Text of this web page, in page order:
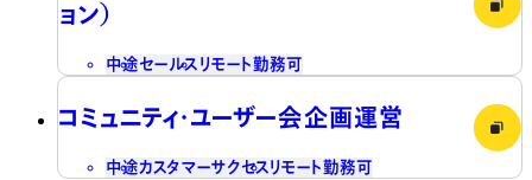
ョン）
中途セールス リモート勤務可
コミュニティ・ユーザー会企画運営
中途カスタマーサクセス リモート勤務可